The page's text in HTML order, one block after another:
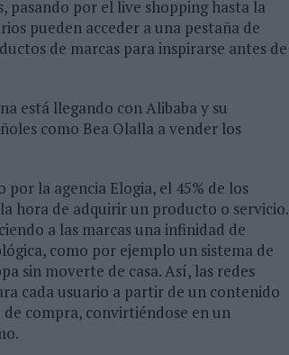
por el live shopping hasta la
pueden acceder a una pestaña de
de marcas para inspirarse antes de
está llegando con Alibaba y su
como Bea Olalla a vender los
por la agencia Elogia, el 45% de los
hora de adquirir un producto o servicio.
a las marcas una infinidad de
como por ejemplo un sistema de
sin moverte de casa. Así, las redes
cada usuario a partir de un contenido
compra, convirtiéndose en un